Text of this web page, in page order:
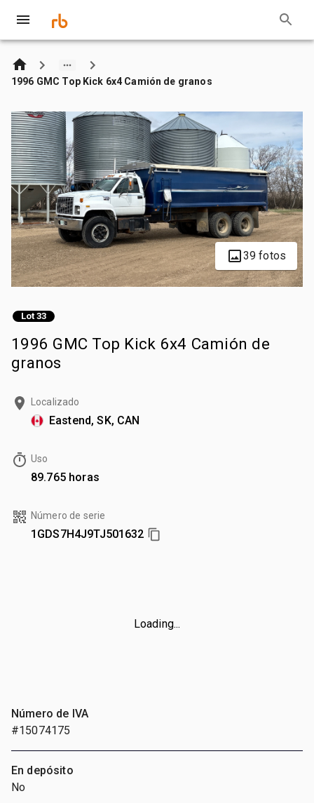
1996 GMC Top Kick 6x4 Camión de granos
39 fotos
Lot 33
1996 GMC Top Kick 6x4 Camión de
granos
Localizado
Eastend, SK, CAN
Uso
89.765 horas
Número de serie
1GDS7H4J9TJ501632
Loading...
Número de IVA
#15074175
En depósito
No